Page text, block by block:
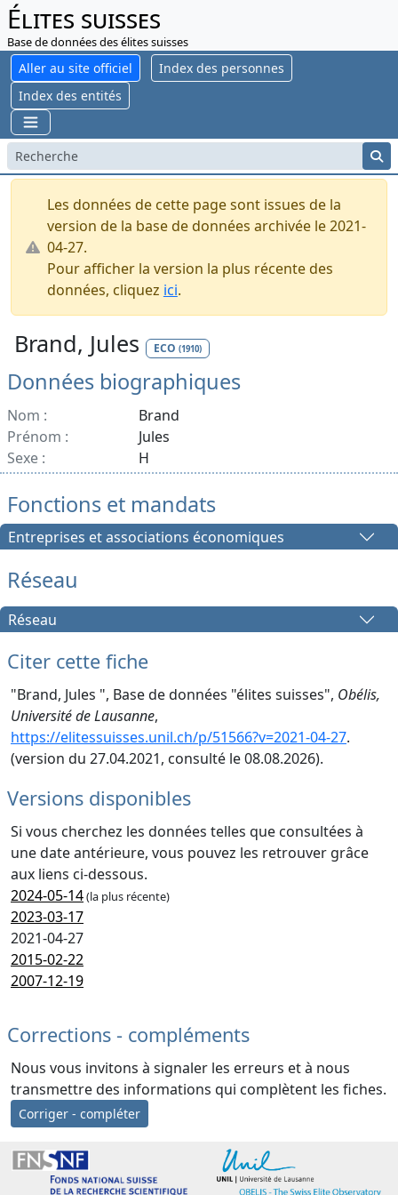
Élites suisses
Base de données des élites suisses
Aller au site officiel
Index des personnes
Index des entités
Les données de cette page sont issues de la
version de la base de données archivée le 2021-
04-27.
Pour afficher la version la plus récente des
données, cliquez ici.
Brand, Jules ECO (1910)
Données biographiques
Nom :
Brand
Prénom :
Jules
Sexe :
H
Fonctions et mandats
Entreprises et associations économiques
Réseau
Réseau
Citer cette fiche
"Brand, Jules ", Base de données "élites suisses", Obélis,
Université de Lausanne,
https://elitessuisses.unil.ch/p/51566?v=2021-04-27.
(version du 27.04.2021, consulté le 08.08.2026).
Versions disponibles
Si vous cherchez les données telles que consultées à
une date antérieure, vous pouvez les retrouver grâce
aux liens ci-dessous.
2024-05-14(la plus récente)
2023-03-17
2021-04-27
2015-02-22
2007-12-19
Corrections - compléments
Nous vous invitons à signaler les erreurs et à nous
transmettre des informations qui complètent les fiches.
Corriger - compléter